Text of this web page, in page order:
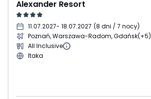
Alexander Resort
11.07.2027- 18.07.2027 (8 dni / 7 nocy)
Poznań, Warszawa-Radom, Gdańsk(+5)
All Inclusive
Itaka